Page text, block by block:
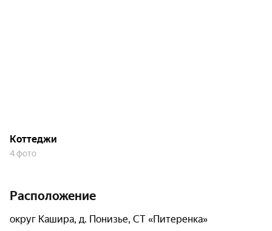
Коттеджи
4 фото
Расположение
округ Кашира, д. Понизье, СТ «Питеренка»